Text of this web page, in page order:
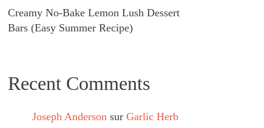
Creamy No-Bake Lemon Lush Dessert
Bars (Easy Summer Recipe)
Recent Comments
Joseph Anderson sur Garlic Herb